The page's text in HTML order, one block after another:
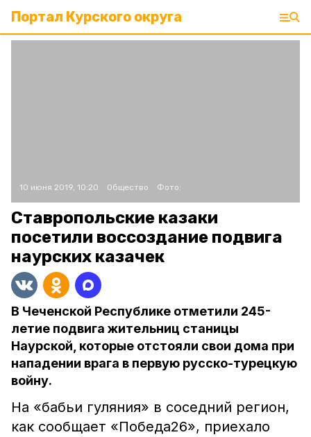
Портал Курского округа
10 июня 2019, 10:20 Общество Фото:
Ставропольские казаки
посетили воссоздание подвига
наурских казачек
В Чеченской Республике отметили 245-
летие подвига жительниц станицы
Наурской, которые отстояли свои дома при
нападении врага в первую русско-турецкую
войну.
На «бабьи гуляния» в соседний регион,
как сообщает «Победа26», приехало